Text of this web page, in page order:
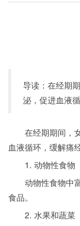
导读：在经期
泌，促进血液
在经期期间，女
血液循环，缓解痛
1. 动物性食物
动物性食物中富
食品。
2. 水果和蔬菜